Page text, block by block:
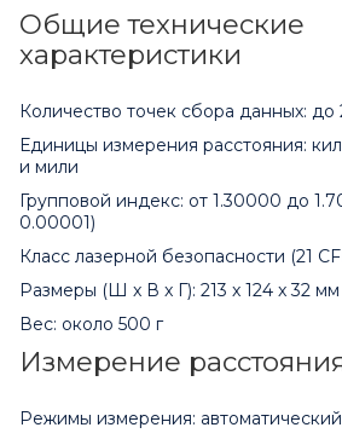
Общие технические
характеристики
Количество точек сбора данных: до
Единицы измерения расстояния:
и мили
Групповой индекс: от 1.30000 до
0.00001)
Класс лазерной безопасности (21
Размеры (Ш x В x Г): 213 x 124 x 32 мм
Вес: около 500 г
Измерение
Режимы измерения: